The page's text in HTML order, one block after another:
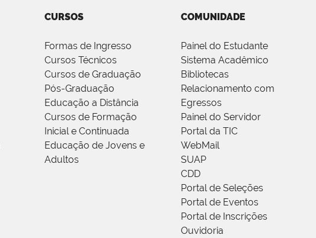
CURSOS
Formas de Ingresso
Cursos Técnicos
Cursos de Graduação
Pós-Graduação
Educação a Distância
Cursos de Formação
Inicial e Continuada
Educação de Jovens e
Adultos
COMUNIDADE
Painel do Estudante
Sistema Acadêmico
Bibliotecas
Relacionamento com
Egressos
Painel do Servidor
Portal da TIC
WebMail
SUAP
CDD
Portal de Seleções
Portal de Eventos
Portal de Inscrições
Ouvidoria